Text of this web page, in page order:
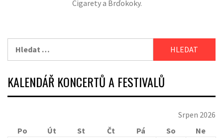
Cigarety a Brďokoky.
KALENDÁŘ KONCERTŮ A FESTIVALŮ
Srpen 2026
Po
Út St Čt Pá So
Ne